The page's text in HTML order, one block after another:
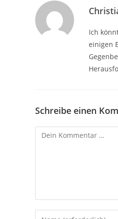
Ich
einigen
Schreibe einen
Kommentar
Gib